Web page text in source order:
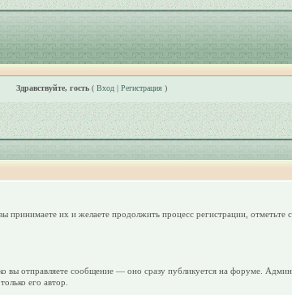
Здравствуйте, гость( Вход| Регистрация)
их и желаете продолжить процесс регистрации,
вы отправляете сообщение — оно сразу публикуется на форуме.
его автор.